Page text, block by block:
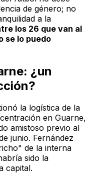
de género; no
a la
los 26 que van al
se lo puedo
¿un
la logística de la
en Guarne,
amistoso previo al
junio. Fernández
de la interna
sido la
capital.